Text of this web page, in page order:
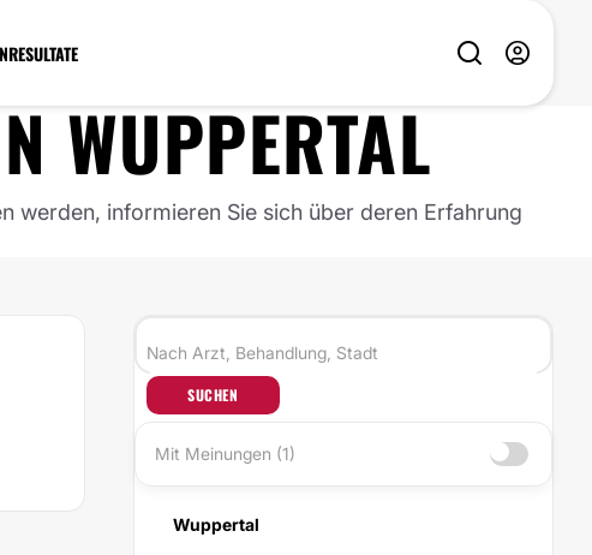
RESULTATE
WUPPERTAL
werden, informieren Sie sich über deren Erfahrung
SUCHEN
Mit Meinungen (1)
Wuppertal